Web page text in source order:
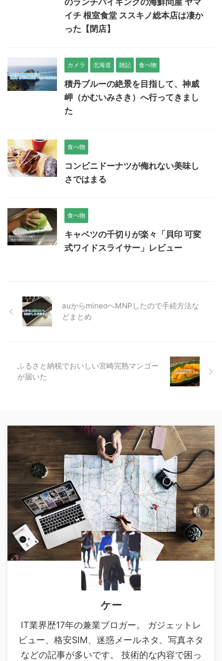
のランチバイキングの海鮮問屋 ヤマ
イチ 根室食堂 ススキノ総本店は凄か
った【閉店】
カメラ 北海道 雑記 食べ物
積丹ブルーの絶景を目指して、神威
岬（かむいみさき）へ行ってきまし
た
食べ物
コンビニドーナツが侮れない美味し
さではまる
食べ物
キャベツの千切りが楽々「貝印 可変
式ワイドスライサー」レビュー
auからmineoへMNPしたので手続方法な
どまとめ
ふるさと納税でおいしい宮崎完熟マンゴー
が届いた
ケー
IT業界歴17年の兼業ブロガー。 ガジェットレ
ビュー、格安SIM、迷惑メールネタ、写真ネタ
などの記事が多いです。 技術的な内容で困っ